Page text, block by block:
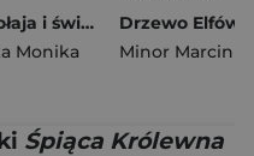
Nos Mikołaja i świąteczne sreberko
Monika
Minor Marcin
Śpiąca Królewna